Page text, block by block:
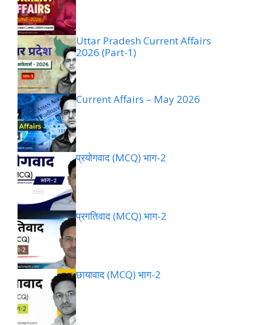
Uttar Pradesh Current Affairs
2026 (Part-1)
Current Affairs – May 2026
प्रयोगवाद (MCQ) भाग-2
प्रगतिवाद (MCQ) भाग-2
छायावाद (MCQ) भाग-2